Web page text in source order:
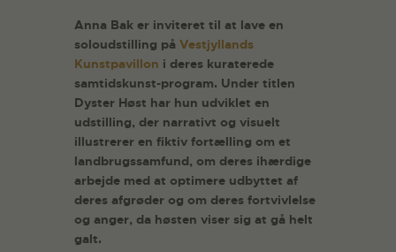
Anna Bak er inviteret til at lave en
soloudstilling på Vestjyllands
Kunstpavillon i deres kuraterede
samtidskunst-program. Under titlen
Dyster Høst har hun udviklet en
udstilling, der narrativt og visuelt
illustrerer en fiktiv fortælling om et
landbrugssamfund, om deres ihærdige
arbejde med at optimere udbyttet af
deres afgrøder og om deres fortvivlelse
og anger, da høsten viser sig at gå helt
galt.